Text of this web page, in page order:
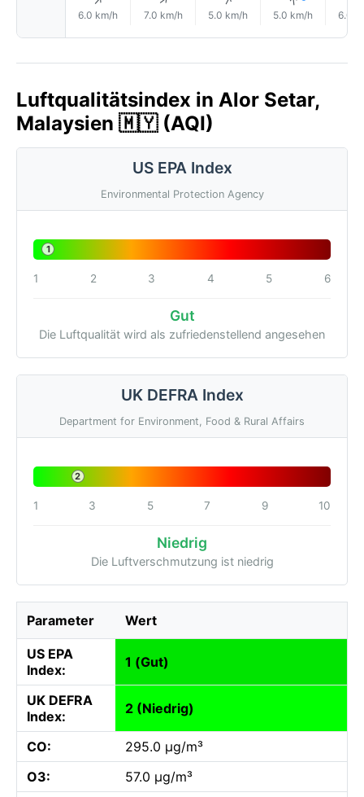
6.0 km/h 7.0 km/h 5.0 km/h 5.0 km/h 6.0
Luftqualitätsindex in Alor Setar,
Malaysien 🇲🇾 (AQI)
US EPA Index
Environmental Protection Agency
1
1 2 3 4 5 6
Gut
Die Luftqualität wird als zufriedenstellend angesehen
UK DEFRA Index
Department for Environment, Food & Rural Affairs
2
1 3 5 7 9 10
Niedrig
Die Luftverschmutzung ist niedrig
Parameter Wert
US EPA
Index:
1 (Gut)
UK DEFRA
Index:
2 (Niedrig)
CO:
295.0 µg/m³
O3:
57.0 µg/m³